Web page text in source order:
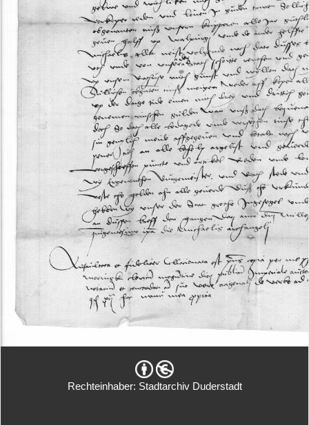
Rechteinhaber: Stadtarchiv Duderstadt